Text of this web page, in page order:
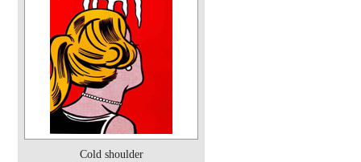
Cold shoulder